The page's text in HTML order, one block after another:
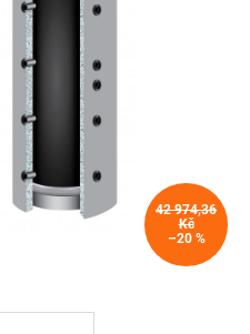
42 974,36
Kč
–20 %